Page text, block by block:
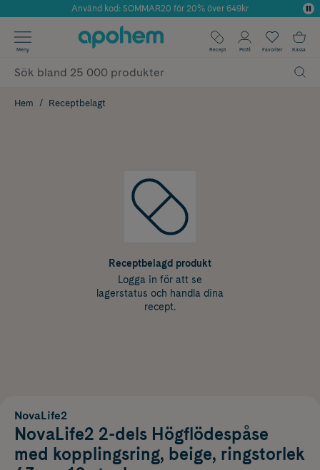
Årets Butik 2025 inom Skönhet
Använd kod: SOMMAR20 för 20% över 649kr
✓ Fri frakt
✓ Poäng på alla köp*
Meny Recept Profil Favoriter Kassa
Hem Receptbelagt
Receptbelagd produkt
Logga in för att se
lagerstatus och handla dina
recept.
NovaLife2
NovaLife2 2-dels Högflödespåse
med kopplingsring, beige, ringstorlek